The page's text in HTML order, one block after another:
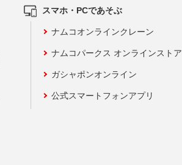
スマホ・PCであそぶ
ナムコオンラインクレーン
ナムコパークス オンラインストア
ガシャポンオンライン
公式スマートフォンアプリ